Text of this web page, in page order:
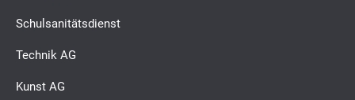
Schulsanitätsdienst
Technik AG
Kunst AG